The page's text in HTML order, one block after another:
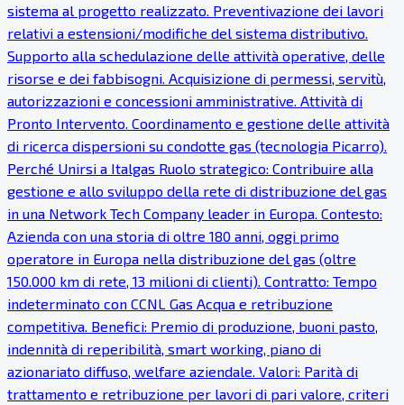
sistema al progetto realizzato. Preventivazione dei lavori
relativi a estensioni/modifiche del sistema distributivo.
Supporto alla schedulazione delle attività operative, delle
risorse e dei fabbisogni. Acquisizione di permessi, servitù,
autorizzazioni e concessioni amministrative. Attività di
Pronto Intervento. Coordinamento e gestione delle attività
di ricerca dispersioni su condotte gas (tecnologia Picarro).
Perché Unirsi a Italgas Ruolo strategico: Contribuire alla
gestione e allo sviluppo della rete di distribuzione del gas
in una Network Tech Company leader in Europa. Contesto:
Azienda con una storia di oltre 180 anni, oggi primo
operatore in Europa nella distribuzione del gas (oltre
150.000 km di rete, 13 milioni di clienti). Contratto: Tempo
indeterminato con CCNL Gas Acqua e retribuzione
competitiva. Benefici: Premio di produzione, buoni pasto,
indennità di reperibilità, smart working, piano di
azionariato diffuso, welfare aziendale. Valori: Parità di
trattamento e retribuzione per lavori di pari valore, criteri